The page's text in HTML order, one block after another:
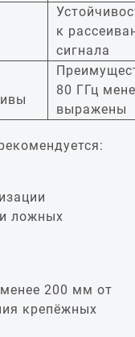
к
сигнала
80 ГГц
выражены
ложных
200 мм от
крепёжных